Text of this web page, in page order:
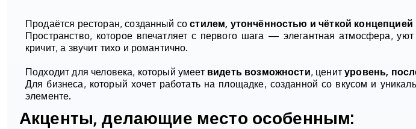
Продаётся ресторан, созданный состилем, утончённостью и чёткой концепцией
Пространство, которое впечатляет с первого шага — элегантная атмосфера,
кричит, а звучит тихо и романтично.
Подходит для человека, который умеет видеть возможности, ценитуровень,
Для бизнеса, который хочет работать на площадке, созданной со вкусом и
элементе.
Акценты, делающие место особенным: